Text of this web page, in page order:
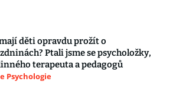
děti opravdu prožít o
Ptali jsme se psycholožky,
terapeuta a pedagogů
Psychologie